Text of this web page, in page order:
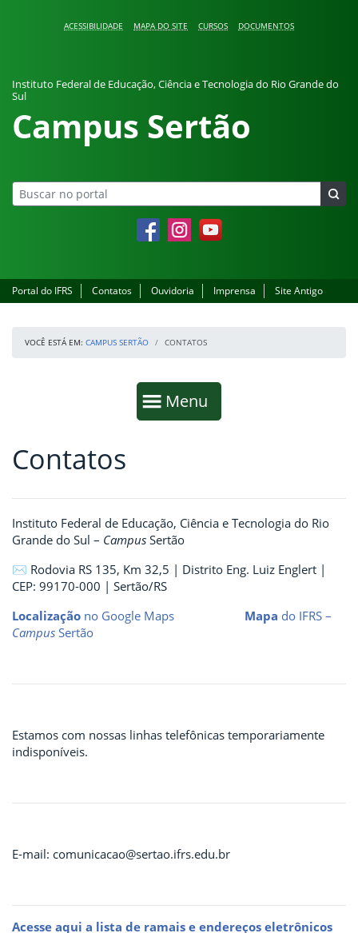
ACESSIBILIDADE MAPA DO SITE CURSOS DOCUMENTOS
Instituto Federal de Educação, Ciência e Tecnologia do Rio Grande do
Sul
Campus Sertão
FacebookInstagramYouTube
Portal do IFRS Contatos Ouvidoria Imprensa Site Antigo
VOCÊ ESTÁ EM: CAMPUS SERTÃO CONTATOS
Mostrar
Menu
Fim da navegação
Início do conteúdo
Contatos
Instituto Federal de Educação, Ciência e Tecnologia do Rio
Grande do Sul – Campus Sertão
✉ Rodovia RS 135, Km 32,5 | Distrito Eng. Luiz Englert |
CEP: 99170-000 | Sertão/RS
Localização no Google Maps Mapa do IFRS –
Campus Sertão
Estamos com nossas linhas telefônicas temporariamente
indisponíveis.
E-mail: comunicacao@sertao.ifrs.edu.br
Acesse aqui a lista de ramais e endereços eletrônicos